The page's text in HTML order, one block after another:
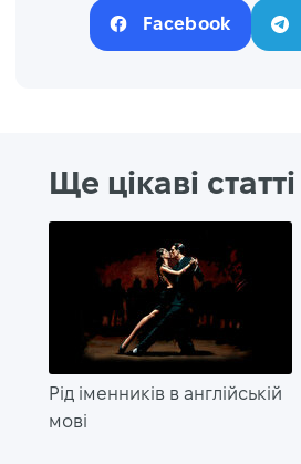
Facebook
Ще цікаві статті
Рід іменників в англійській
мові